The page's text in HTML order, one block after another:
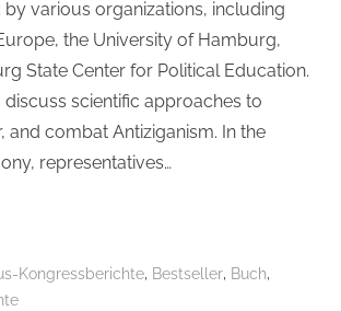
various organizations, including
the University of Hamburg,
State Center for Political Education.
discuss scientific approaches to
and combat Antiziganism. In the
representatives…
Kongressberichte Bestseller Buch